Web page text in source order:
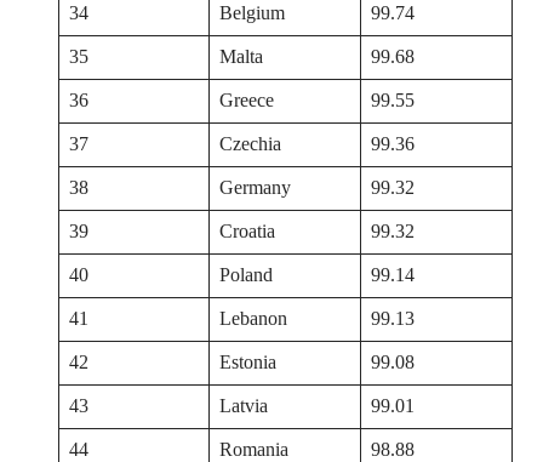
34
Belgium
99.74
35
Malta
99.68
36
Greece
99.55
37
Czechia
99.36
38
Germany
99.32
39
Croatia
99.32
40
Poland
99.14
41
Lebanon
99.13
42
Estonia
99.08
43
Latvia
99.01
44
Romania 98.88